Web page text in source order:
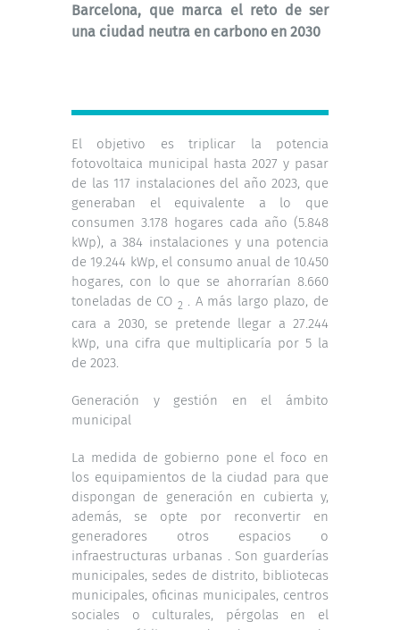
Barcelona, ​​que marca el reto de ser
una ciudad neutra en carbono en 2030
El objetivo es triplicar la potencia
fotovoltaica municipal hasta 2027 y pasar
de las 117 instalaciones del año 2023, que
generaban el equivalente a lo que
consumen 3.178 hogares cada año (5.848
kWp), a 384 instalaciones y una potencia
de 19.244 kWp, el consumo anual de 10.450
hogares, con lo que se ahorrarían 8.660
toneladas de CO 2 . A más largo plazo, de
cara a 2030, se pretende llegar a 27.244
kWp, una cifra que multiplicaría por 5 la
de 2023.
Generación y gestión en el ámbito
municipal
La medida de gobierno pone el foco en
los equipamientos de la ciudad para que
dispongan de generación en cubierta y,
además, se opte por reconvertir en
generadores otros espacios o
infraestructuras urbanas . Son guarderías
municipales, sedes de distrito, bibliotecas
municipales, oficinas municipales, centros
sociales o culturales, pérgolas en el